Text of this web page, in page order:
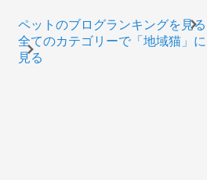
ペットのブログランキングを見る
全てのカテゴリーで「地域猫」
見る